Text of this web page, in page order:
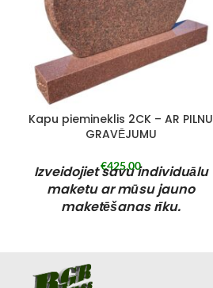
Kapu piemineklis 2CK – AR PILNU
GRAVĒJUMU
€425,00
Izveidojiet savu individuālu
maketu ar mūsu jauno
maketēšanas rīku.
filiālēm vai pašapkalpošanās
izņemšanas punktā Rīgā. Mūsu filiāles